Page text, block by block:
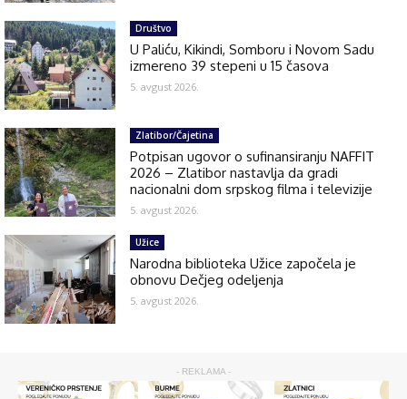
Društvo
U Paliću, Kikindi, Somboru i Novom Sadu
izmereno 39 stepeni u 15 časova
5. avgust 2026.
Zlatibor/Čajetina
Potpisan ugovor o sufinansiranju NAFFIT
2026 – Zlatibor nastavlja da gradi
nacionalni dom srpskog filma i televizije
5. avgust 2026.
Užice
Narodna biblioteka Užice započela je
obnovu Dečjeg odeljenja
5. avgust 2026.
- REKLAMA -